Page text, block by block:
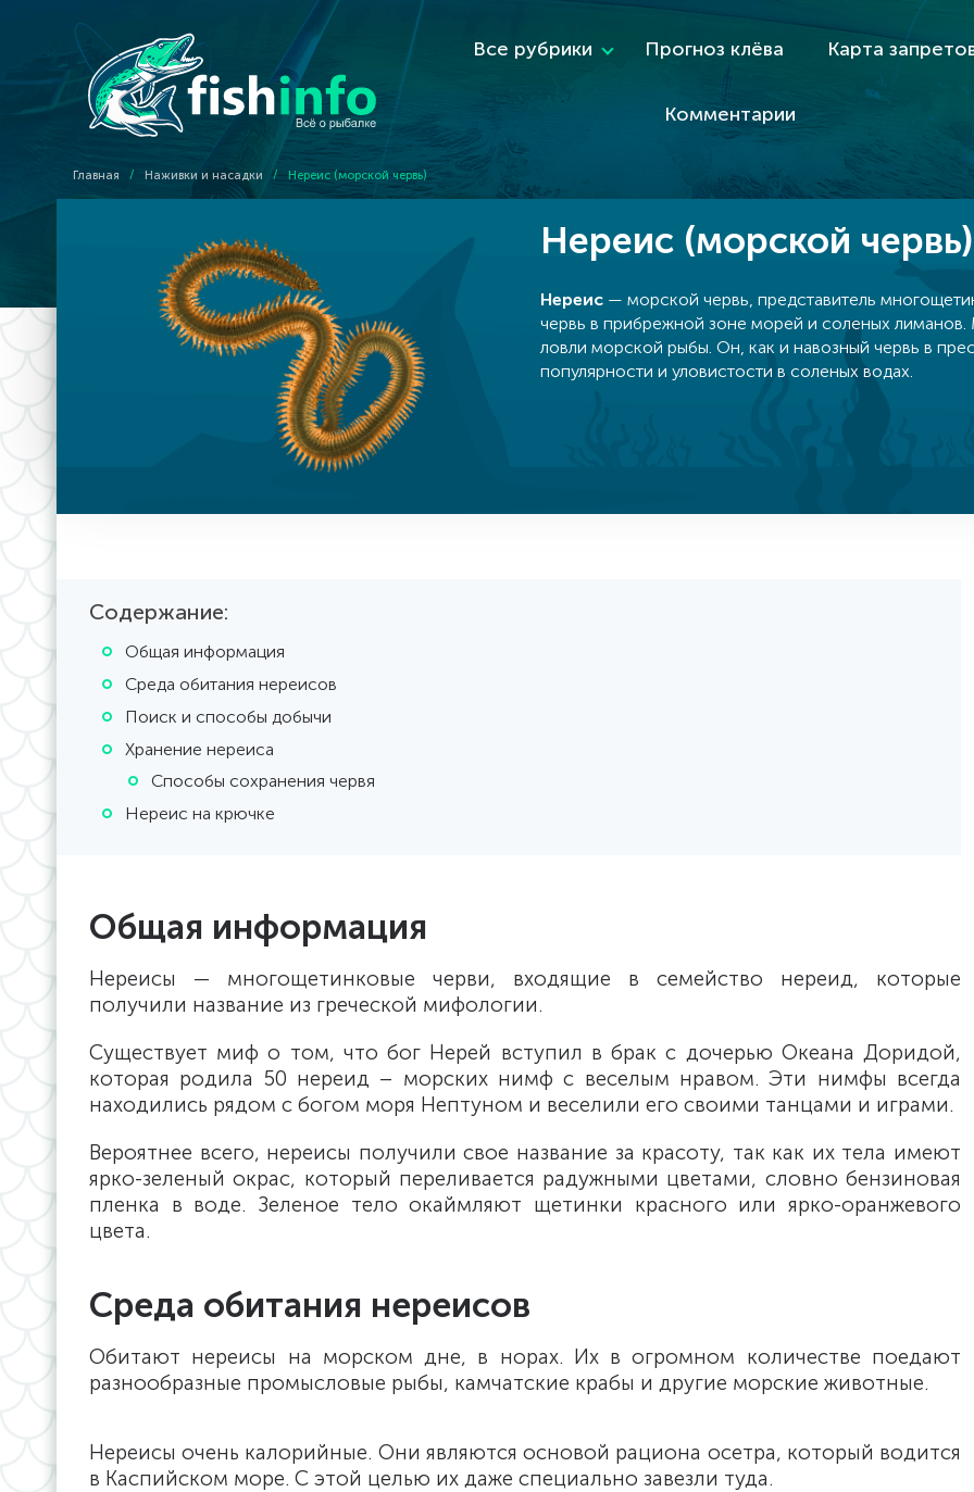
Все рубрики Прогноз клёва Карта
Комментарии
Главная / Наживки и насадки / Нереис (морской червь)
Нереис (морской червь)
Нереис — морской червь, представитель
червь в прибрежной зоне морей и соленых
ловли морской рыбы. Он, как и навозный червь в
популярности и уловистости в соленых водах.
Содержание:
Общая информация
Среда обитания нереисов
Поиск и способы добычи
Хранение нереиса
Способы сохранения червя
Нереис на крючке
Общая информация
Нереисы — многощетинковые черви, входящие в семейство нереид, которые
получили название из греческой мифологии.
Существует миф о том, что бог Нерей вступил в брак с дочерью Океана Доридой,
которая родила 50 нереид – морских нимф с веселым нравом. Эти нимфы всегда
находились рядом с богом моря Нептуном и веселили его своими танцами и играми.
Вероятнее всего, нереисы получили свое название за красоту, так как их тела имеют
ярко-зеленый окрас, который переливается радужными цветами, словно бензиновая
пленка в воде. Зеленое тело окаймляют щетинки красного или ярко-оранжевого
цвета.
Среда обитания нереисов
Обитают нереисы на морском дне, в норах. Их в огромном количестве поедают
разнообразные промысловые рыбы, камчатские крабы и другие морские животные.
Нереисы очень калорийные. Они являются основой рациона осетра, который водится
в Каспийском море. С этой целью их даже специально завезли туда.